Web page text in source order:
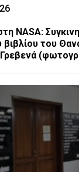
NASA:
βιβλίου του